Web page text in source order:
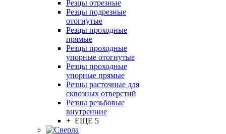
Резцы отрезные
Резцы подрезные
отогнутые
Резцы проходные
прямые
Резцы проходные
упорные отогнутые
Резцы проходные
упорные прямые
Резцы расточные для
сквозных отверстий
Резцы резьбовые
внутренние
+ ЕЩЕ 5